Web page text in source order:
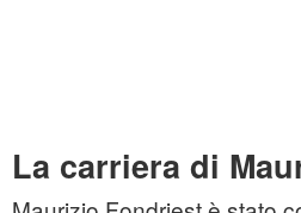
La carriera di